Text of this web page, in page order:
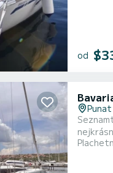
od
Punat
nejkrásnějších kotvišť v . Na této
cestujících a